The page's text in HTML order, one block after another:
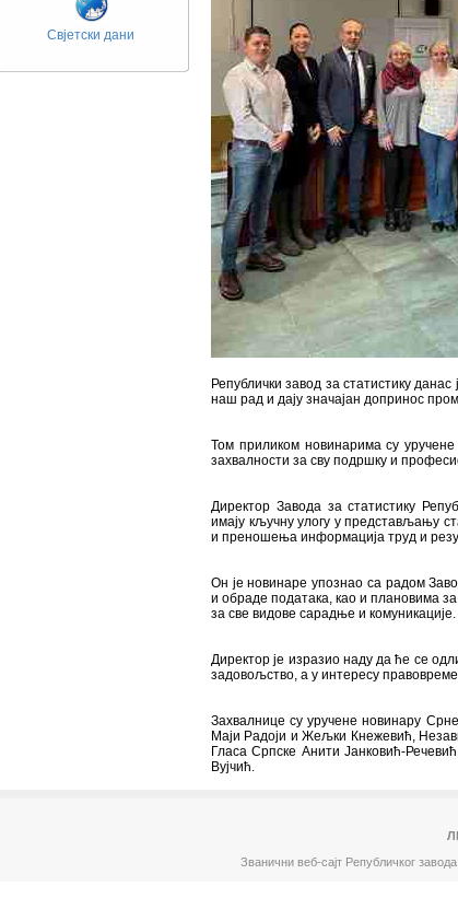
Свјетски дани
Републички завод за статистику
наш рад и дају значајан допринос
Том приликом новинарима су
захвалности за сву подршку и
Директор Завода за статистику
имају кључну улогу у представљању
и преношења информација труд и
Он је новинаре упознао са радом
и обраде података, као и плановима
за све видове сарадње и комуникације.
Директор је изразио наду да ће се
задовољство, а у интересу
Захвалнице су уручене новинару
Маји Радоји и Жељки Кнежевић,
Гласа Српске Анити Јанковић-
Вујчић.
Званични веб-сајт Републичког